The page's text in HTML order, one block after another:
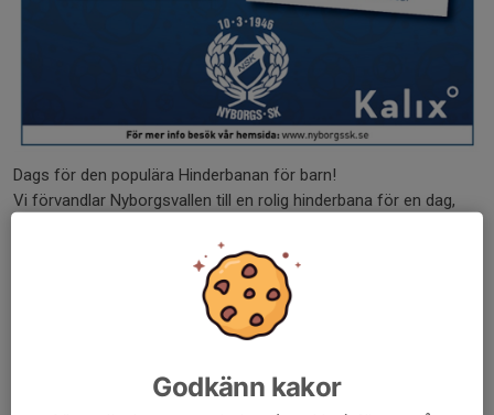
Dags för den populära Hinderbanan för barn!
Vi förvandlar Nyborgsvallen till en rolig hinderbana för en dag,
Föranmälan genom att swisha 30kr till 123 089 82 39 senast 19
juni, märk med Hinderbana + barnets namn.
Nummerlappsutdelning från 14:30 och första start 15:00.
Godkänn kakor